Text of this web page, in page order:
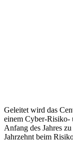
Geleitet wird das
einem Cyber-Risiko-
Anfang des Jahres
Jahrzehnt beim